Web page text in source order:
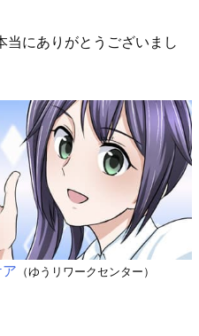
当にありがとうございまし
（ゆうリワークセンター）